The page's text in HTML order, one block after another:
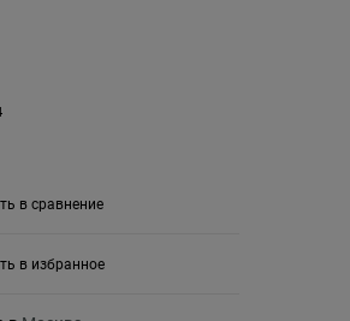
в сравнение
в избранное